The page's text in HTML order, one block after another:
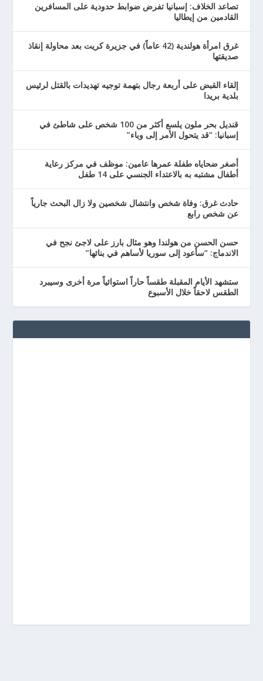
تصاعد الخلاف: إسبانيا تفرض ضوابط حدودية على المسافرين
القادمين من إيطاليا
غرق امرأة هولندية (42 عاماً) في جزيرة كريت بعد محاولة إنقاذ
صديقتها
إلقاء القبض على أربعة رجال بتهمة توجيه تهديدات بالقتل لرئيس
بلدية بريدا
قنديل بحر ملون يلسع أكثر من 100 شخص على شاطئ في
إسبانيا: “قد يتحول الأمر إلى وباء”
أصغر ضحاياه طفلة عمرها عامين: موظف في مركز رعاية
أطفال مشتبه به بالاعتداء الجنسي على 14 طفل
حادث غرق: وفاة شخص وانتشال شخصين ولا زال البحث جارياً
عن شخص رابع
حسن الحسن من هولندا وهو مثال بارز على لاجئ نجح في
الاندماج: “سأعود إلى سوريا لأساهم في بنائها”
ستشهد الأيام المقبلة طقساً حاراً استوائياً مرة أخرى وسيبرد
الطقس لاحقاً خلال الأسبوع